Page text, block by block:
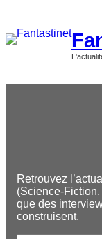
contenu
Retrouvez
(Science-
que des
construisent.